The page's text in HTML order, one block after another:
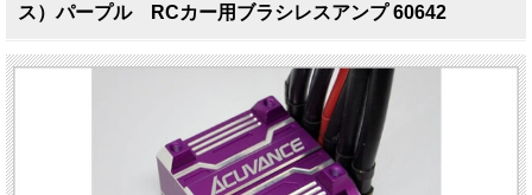
ス）パープル RCカー用ブラシレスアンプ 60642